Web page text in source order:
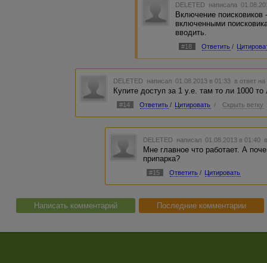
DELETED написала
Включение поисковиков
включенными
вводить.
#18 Ответить /
DELETED написал 01.08.2013 в 01:33 в ответ
Купите доступ за 1 у.е. там то ли 1000
#14 Ответить / Цитировать / Скрыть ветку
DELETED написал 01.08.2013 в 01:40
Мне главное что работает. А
припарка?
#15 Ответить / Цитировать
Написать комментарий Последние комментарии